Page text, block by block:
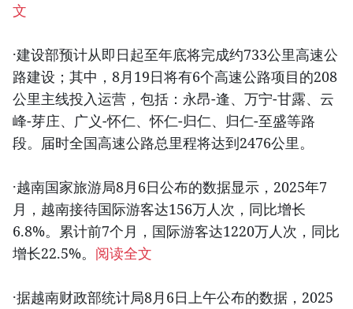
文
·建设部预计从即日起至年底将完成约733公里高速公
路建设；其中，8月19日将有6个高速公路项目的208
公里主线投入运营，包括：永昂-逢、万宁-甘露、云
峰-芽庄、广义-怀仁、怀仁-归仁、归仁-至盛等路
段。届时全国高速公路总里程将达到2476公里。
·越南国家旅游局8月6日公布的数据显示，2025年7
月，越南接待国际游客达156万人次，同比增长
6.8%。累计前7个月，国际游客达1220万人次，同比
增长22.5%。 阅读全文
·据越南财政部统计局8月6日上午公布的数据，2025